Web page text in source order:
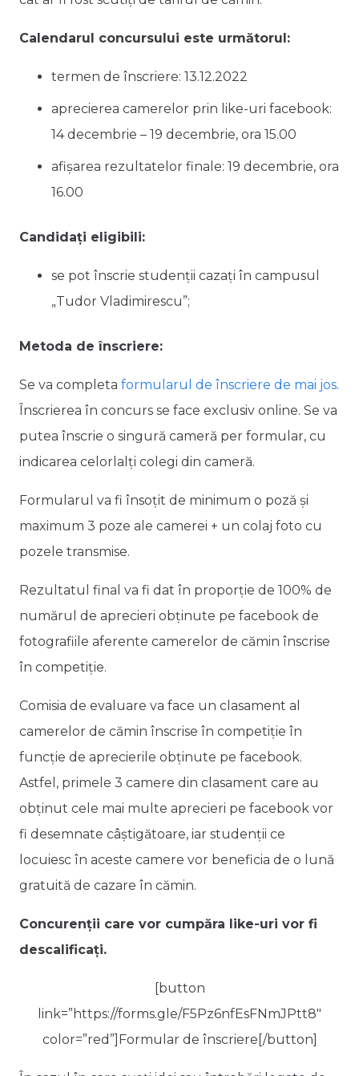
Calendarul concursului este următorul:
termen de înscriere: 13.12.2022
aprecierea camerelor prin like-uri facebook:
14 decembrie – 19 decembrie, ora 15.00
afișarea rezultatelor finale: 19 decembrie, ora
16.00
Candidați eligibili:
se pot înscrie studenții cazați în campusul
„Tudor Vladimirescu”;
Metoda de înscriere:
Se va completa formularul de înscriere de mai jos.
Înscrierea în concurs se face exclusiv online. Se va
putea înscrie o singură cameră per formular, cu
indicarea celorlalți colegi din cameră.
Formularul va fi însoțit de minimum o poză și
maximum 3 poze ale camerei + un colaj foto cu
pozele transmise.
Rezultatul final va fi dat în proporție de 100% de
numărul de aprecieri obținute pe facebook de
fotografiile aferente camerelor de cămin înscrise
în competiție.
Comisia de evaluare va face un clasament al
camerelor de cămin înscrise în competiție în
funcție de aprecierile obținute pe facebook.
Astfel, primele 3 camere din clasament care au
obținut cele mai multe aprecieri pe facebook vor
fi desemnate câștigătoare, iar studenții ce
locuiesc în aceste camere vor beneficia de o lună
gratuită de cazare în cămin.
Concurenții care vor cumpăra like-uri vor fi
descalificați.
[button
link=”https://forms.gle/F5Pz6nfEsFNmJPtt8″
color=”red”]Formular de înscriere[/button]